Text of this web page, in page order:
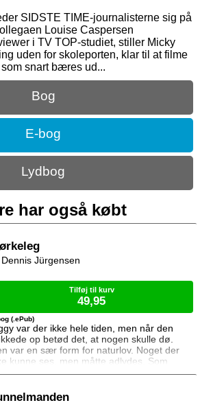
SIDSTE TIME-journalisterne sig på
Louise Caspersen
i TV TOP-studiet, stiller Micky
uden for skoleporten, klar til at filme
snart bæres ud...
Bog
E-bog
Lydbog
har også købt
var der ikke hele tiden, men når den
op betød det, at nogen skulle dø.
var en sær form for naturlov. Noget der
kunne ses, men måtte adlydes. Som
om søvn eller mad. I perioder dvælede
altid tilbage - lige så sikkert som
(.ePub)
Dennis Jürgensen
Tilføj til kurv
49,95